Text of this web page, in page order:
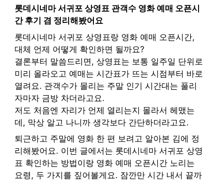
롯데시네마 서귀포 상영표 관객수 영화 예매 오픈시
간 후기 겸 정리해봤어요
롯데시네마 서귀포 상영표랑 영화 예매 오픈시간,
대체 언제 어떻게 확인하면 될까요?
결론부터 말씀드리면, 상영표는 보통 일주일 단위로
미리 올라오고 예매는 시간표가 뜨는 시점부터 바로
열려요. 관객수가 몰리는 주말 인기 시간대는 풀리
자마자 금방 차더라고요.
저도 처음엔 자리가 언제 열리는지 몰라서 헤맸는
데, 막상 알고 나니까 생각보다 간단하더라고요.
퇴근하고 주말에 영화 한 편 보려고 알아본 김에 정
리해봤어요. 이번 글에서는 롯데시네마 서귀포 상영
표 확인하는 방법이랑 영화 예매 오픈시간 노리는
요령, 두 가지를 짚어볼게요. 잠깐만 시간 내서 끝까